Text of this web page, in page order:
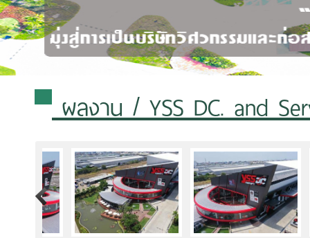
ผลงาน/ YSS DC. and
>